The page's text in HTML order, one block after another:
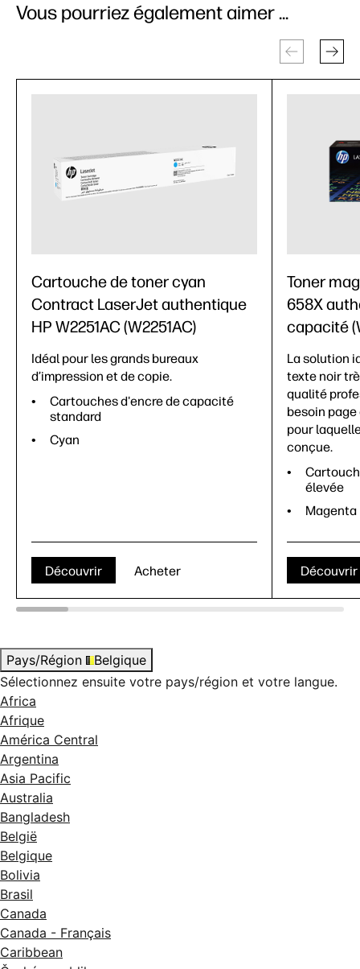
Vous pourriez également aimer ...
Cartouche de toner cyan
Contract LaserJet authentique
HP W2251AC (W2251AC)
Idéal pour les grands bureaux
d’impression et de copie.
Cartouches d'encre de capacité
standard
Cyan
Découvrir Acheter
Toner
658X
capacité
La solution
texte noir
qualité
besoin page
pour
conçue.
élevée
Magenta
Découvrir
Pays/Région
Belgique
Sélectionnez ensuite votre pays/région et votre langue.
Africa
Afrique
América Central
Argentina
Asia Pacific
Australia
Bangladesh
België
Belgique
Bolivia
Brasil
Canada
Canada - Français
Caribbean